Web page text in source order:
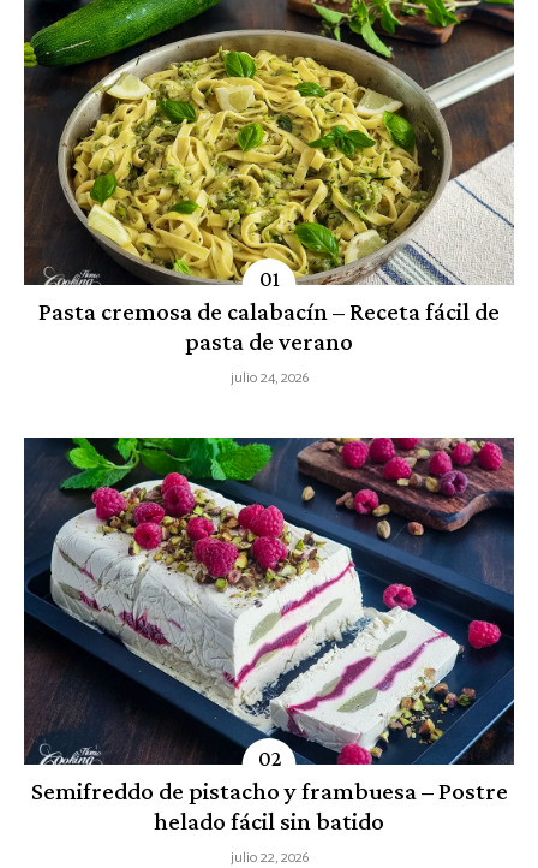
Pasta cremosa de calabacín – Receta fácil de
pasta de verano
julio 24, 2026
Semifreddo de pistacho y frambuesa – Postre
helado fácil sin batido
julio 22, 2026